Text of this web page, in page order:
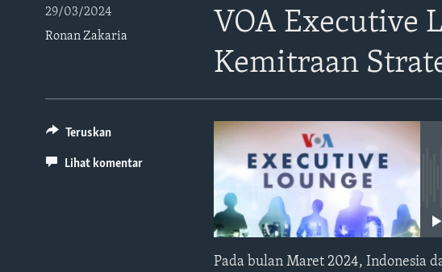
POLYGRAPH
DAFTAR PROGRAM
VOA Executive
Kemitraan
29/03/2024
Ronan Zakaria
Pada bulan Maret 2024, Indonesia
Teruskan
Lihat komentar